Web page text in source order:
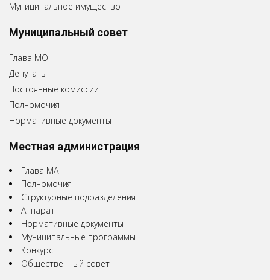
Муниципальное имущество
Муниципальный совет
Глава МО
Депутаты
Постоянные комиссии
Полномочия
Нормативные документы
Местная администрация
Глава МА
Полномочия
Структурные подразделения
Аппарат
Нормативные документы
Муниципальные программы
Конкурс
Общественный совет